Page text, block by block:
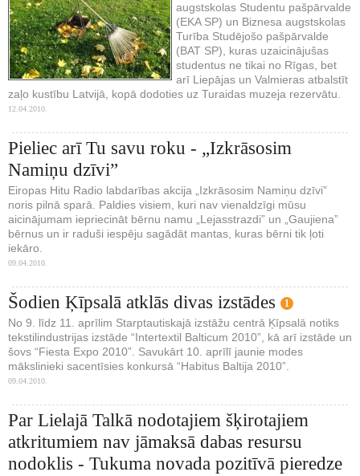
augstskolas Studentu pašpārvalde
(EKA SP) un Biznesa augstskolas
Turība Studējošo pašpārvalde
(BAT SP), kuras uzaicinājušas
studentus ne tikai no Rīgas, bet
arī Liepājas un Valmieras atbalstīt
zaļo kustību Latvijā, kopā dodoties uz Turaidas muzeja rezervātu.
12.04.2010.
Pieliec arī Tu savu roku - „Izkrāsosim
Namiņu dzīvi”
Eiropas Hitu Radio labdarības akcija „Izkrāsosim Namiņu dzīvi”
noris pilnā sparā. Paldies visiem, kuri nav vienaldzīgi mūsu
aicinājumam iepriecināt bērnu namu „Lejasstrazdi” un „Gaujiena”
bērnus un ir raduši iespēju sagādāt mantas, kuras bērni tik ļoti
iekāro.
09.04.2010.
Šodien Ķīpsalā atklās divas izstādes 1
No 9. līdz 11. aprīlim Starptautiskajā izstāžu centrā Ķīpsalā notiks
tekstilindustrijas izstāde “Intertextil Balticum 2010”, kā arī izstāde un
šovs “Fiesta Expo 2010”. Savukārt 10. aprīlī jaunie modes
mākslinieki sacentīsies konkursā “Habitus Baltija 2010”.
09.04.2010.
Par Lielajā Talkā nodotajiem šķirotajiem
atkritumiem nav jāmaksā dabas resursu
nodoklis - Tukuma novada pozitīvā pieredze